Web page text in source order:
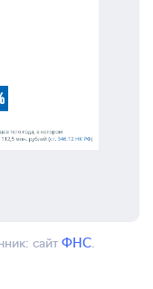
сайт ФНС.